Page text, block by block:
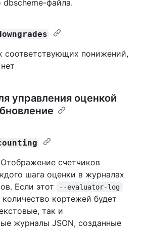
файла.
соответствующих понижений,
управления оценкой
счетчиков
шага оценки в журналах
Если этот
--evaluator-log
кортежей будет
так и
журналы JSON, созданные